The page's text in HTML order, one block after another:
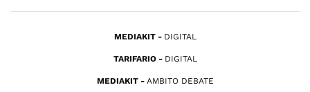
MEDIAKIT DIGITAL
TARIFARIO DIGITAL
MEDIAKIT AMBITO DEBATE